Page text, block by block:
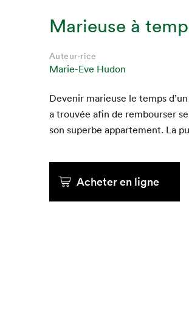
Marieuse à
Auteur·rice
Marie-Eve Hudon
Devenir marieuse le temps
a trou­vée afin de rem­bours­er
son superbe apparte­ment. La
Acheter en ligne